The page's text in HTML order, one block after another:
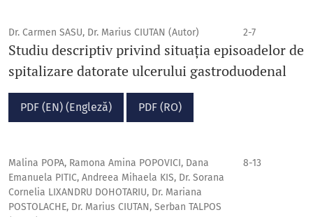
Dr. Carmen SASU, Dr. Marius CIUTAN (Autor) 2-7
Studiu descriptiv privind situația episoadelor de
spitalizare datorate ulcerului gastroduodenal
PDF (EN) (Engleză) PDF (RO)
Malina POPA, Ramona Amina POPOVICI, Dana
Emanuela PITIC, Andreea Mihaela KIS, Dr. Sorana
Cornelia LIXANDRU DOHOTARIU, Dr. Mariana
POSTOLACHE, Dr. Marius CIUTAN, Serban TALPOS
8-13